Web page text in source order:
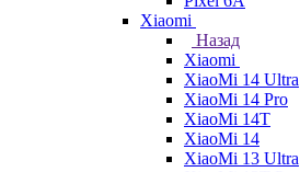
Xiaomi
Назад
Xiaomi
XiaoMi 14 Ultra
XiaoMi 14 Pro
XiaoMi 14T
XiaoMi 14
XiaoMi 13 Ultra